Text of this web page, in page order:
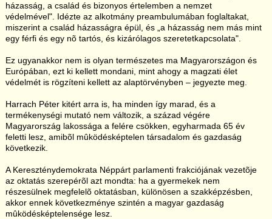
házasság, a család és bizonyos értelemben a nemzet
védelmével". Idézte az alkotmány preambulumában foglaltakat,
miszerint a család házasságra épül, és „a házasság nem más mint
egy férfi és egy nõ tartós, és kizárólagos szeretetkapcsolata".
Ez ugyanakkor nem is olyan természetes ma Magyarországon és
Európában, ezt ki kellett mondani, mint ahogy a magzati élet
védelmét is rögzíteni kellett az alaptörvényben – jegyezte meg.
Harrach Péter kitért arra is, ha minden így marad, és a
termékenységi mutató nem változik, a század végére
Magyarország lakossága a felére csökken, egyharmada 65 év
feletti lesz, amibõl mûködésképtelen társadalom és gazdaság
következik.
A Kereszténydemokrata Néppárt parlamenti frakciójának vezetõje
az oktatás szerepérõl azt mondta: ha a gyermekek nem
részesülnek megfelelõ oktatásban, különösen a szakképzésben,
akkor ennek következménye szintén a magyar gazdaság
mûködésképtelensége lesz.